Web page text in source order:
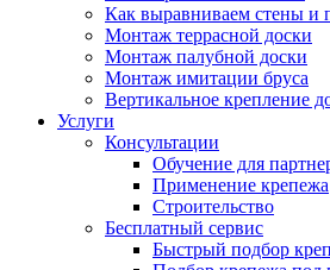
Как выравниваем стены и
Монтаж террасной доски
Монтаж палубной доски
Монтаж имитации бруса
Вертикальное крепление
Услуги
Консультации
Обучение для
Применение крепежа
Строительство
Бесплатный сервис
Быстрый подбор